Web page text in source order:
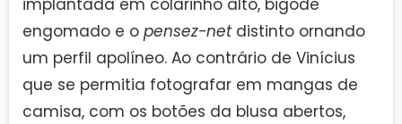
implantada em colarinho alto, bigode
engomado e o pensez-netdistinto ornando
um perfil apolíneo. Ao contrário de Vinícius
que se permitia fotografar em mangas de
camisa, com os botões da blusa abertos,